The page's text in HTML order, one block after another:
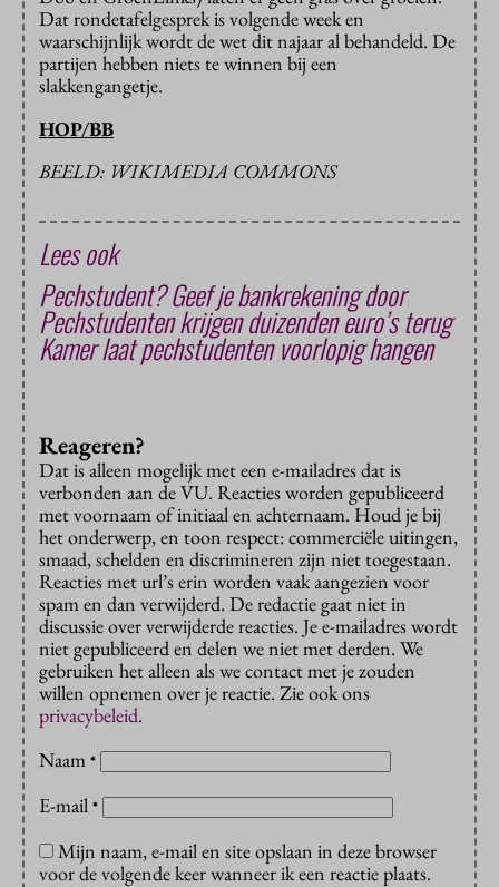
Dat rondetafelgesprek is volgende week en
waarschijnlijk wordt de wet dit najaar al behandeld. De
partijen hebben niets te winnen bij een
slakkengangetje.
HOP/BB
BEELD: WIKIMEDIA COMMONS
Lees ook
Pechstudent? Geef je bankrekening door
Pechstudenten krijgen duizenden euro’s terug
Kamer laat pechstudenten voorlopig hangen
Reageren?
Dat is alleen mogelijk met een e-mailadres dat is
verbonden aan de VU. Reacties worden gepubliceerd
met voornaam of initiaal en achternaam. Houd je bij
het onderwerp, en toon respect: commerciële uitingen,
smaad, schelden en discrimineren zijn niet toegestaan.
Reacties met url’s erin worden vaak aangezien voor
spam en dan verwijderd. De redactie gaat niet in
discussie over verwijderde reacties. Je e-mailadres wordt
niet gepubliceerd en delen we niet met derden. We
gebruiken het alleen als we contact met je zouden
willen opnemen over je reactie. Zie ook ons
privacybeleid.
Naam *
E-mail *
Mijn naam, e-mail en site opslaan in deze browser
voor de volgende keer wanneer ik een reactie plaats.